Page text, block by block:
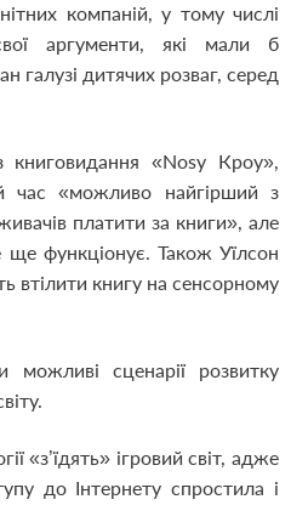
компаній, у тому числі
аргументи, які мали б
галузі дитячих розваг, серед
«Nosy Кроу»,
час «можливо найгірший з
платити за книги», але
ще функціонує. Також Уїлсон
втілити книгу на сенсорному
можливі сценарії розвитку
«з’їдять» ігровий світ, адже
до Інтернету спростила і